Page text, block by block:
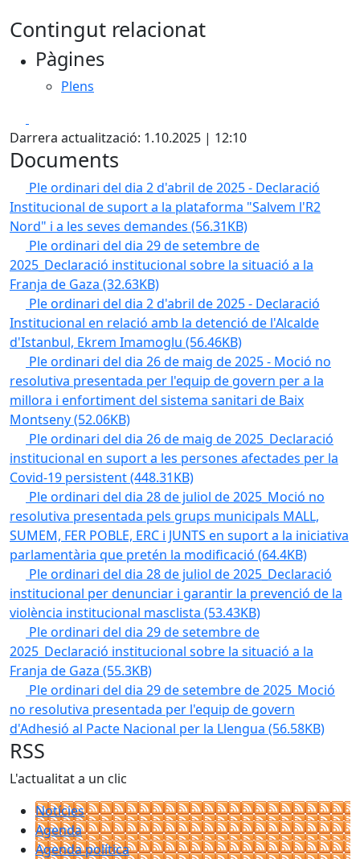
Contingut relacionat
Pàgines
Plens
Darrera actualització: 1.10.2025 | 12:10
Documents
Ple ordinari del dia 2 d'abril de 2025 - Declaració
Institucional de suport a la plataforma "Salvem l'R2
Nord" i a les seves demandes (56.31KB)
Ple ordinari del dia 29 de setembre de
2025_Declaració institucional sobre la situació a la
Franja de Gaza (32.63KB)
Ple ordinari del dia 2 d'abril de 2025 - Declaració
Institucional en relació amb la detenció de l'Alcalde
d'Istanbul, Ekrem Imamoglu (56.46KB)
Ple ordinari del dia 26 de maig de 2025 - Moció no
resolutiva presentada per l'equip de govern per a la
millora i enfortiment del sistema sanitari de Baix
Montseny(52.06KB)
Ple ordinari del dia 26 de maig de 2025_Declaració
institucional en suport a les persones afectades per la
Covid-19 persistent(448.31KB)
Ple ordinari del dia 28 de juliol de 2025_Moció no
resolutiva presentada pels grups municipals MALL,
SUMEM, FER POBLE, ERC i JUNTS en suport a la iniciativa
parlamentària que pretén la modificació (64.4KB)
Ple ordinari del dia 28 de juliol de 2025_Declaració
institucional per denunciar i garantir la prevenció de la
violència institucional masclista (53.43KB)
Ple ordinari del dia 29 de setembre de
2025_Declaració institucional sobre la situació a la
Franja de Gaza (55.3KB)
Ple ordinari del dia 29 de setembre de 2025_Moció
no resolutiva presentada per l'equip de govern
d'Adhesió al Pacte Nacional per la Llengua (56.58KB)
RSS
L'actualitat a un clic
Notícies
Agenda
Agenda política